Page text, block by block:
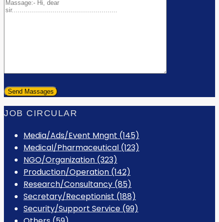
JOB CIRCULAR
Media/Ads/Event Mngnt (145)
Medical/Pharmaceutical (123)
NGO/Organization (323)
Production/Operation (142)
Research/Consultancy (85)
Secretary/Receptionist (188)
Security/Support Service (99)